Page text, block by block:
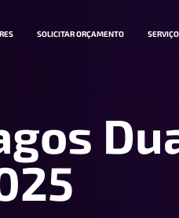
SOLICITAR ORÇAMENTO